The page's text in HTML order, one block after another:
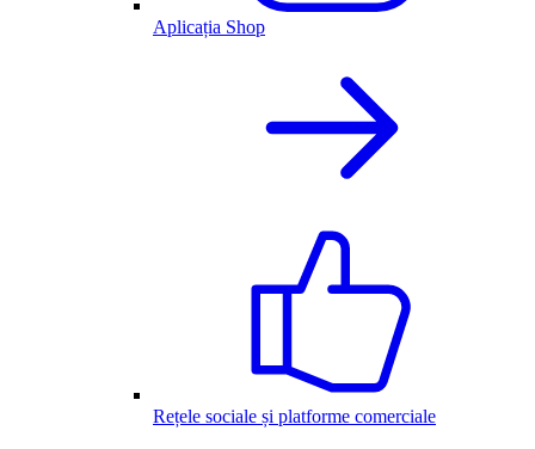
Aplicația Shop
Rețele sociale și platforme comerciale